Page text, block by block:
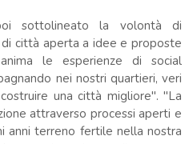
sottolineato la volontà di
città aperta a idee e proposte
le esperienze di social
nei nostri quartieri, veri
una città migliore". "La
attraverso processi aperti e
anni terreno fertile nella nostra